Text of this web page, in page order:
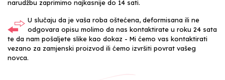
narudžbu zaprimimo najkasnije do 14 sati.
U slučaju da je vaša roba oštećena, deformisana ili ne
odgovara opisu molimo da nas kontaktirate u roku 24 sata
te da nam pošaljete slike kao dokaz - Mi ćemo vas kontaktirati
vezano za zamjenski proizvod ili ćemo izvršiti povrat vašeg
novca.